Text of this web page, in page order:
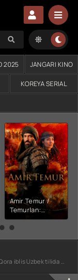
2025 JANGARI KINO
KOREYA SERIAL
Amir Temur /
Temurlan:
Fathchining
yuksalishi
tarjima kino Full
HD tas-ix
2023 O'zbekcha Tarjima kino 720p 1080p HD Skachat